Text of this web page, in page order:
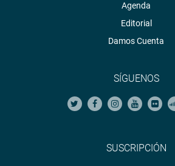
Agenda
Editorial
Damos Cuenta
SÍGUENOS
SUSCRIPCIÓN